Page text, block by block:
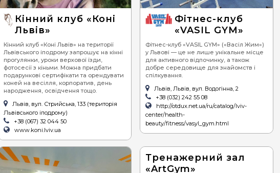
вегетеріанська
Кінний клуб «Коні
Львів»
Кінний клуб «Коні Львів» на території
Львівського іподрому запрошує на кінні
прогулянки, уроки верхової їзди,
фотосесії з кіньми. Можна придбати
подарункові сертифікати та орендувати
коней на весілля, корпоратив, день
народження, освідчення тощо.
Львів, вул. Стрийська, 133 (територія
Львівського іподрому)
+38 (067) 32 044 50
www.koni.lviv.ua
Фітнес-клуб
«VASIL GYM»
Фітнес-клуб «VASIL GYM» («Васіл Жим»)
у Львові — це не лише унікальне місце
для активного відпочинку, а також
добре середовище для знайомств і
спілкування.
Львів, Львів, вул. Водогінна, 2
+38 (032) 242 55 08
http://otdux.net.ua/ru/catalog/lviv-
center/health-
beauty/fitness/vasyl_gym.html
Тренажерний зал
«ArtGym»